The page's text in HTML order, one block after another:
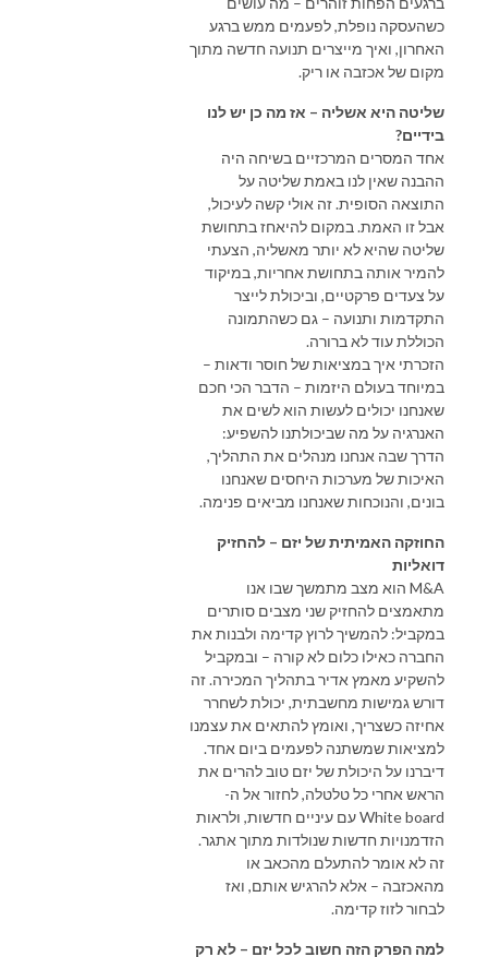
כשהעסקה נופלת, לפעמים ממש ברגע
האחרון, ואיך מייצרים תנועה חדשה מתוך
מקום של אכזבה או ריק.
שליטה היא אשליה – אז מה כן יש לנו
בידיים?
אחד המסרים המרכזיים בשיחה היה
ההבנה שאין לנו באמת שליטה על
התוצאה הסופית. זה אולי קשה לעיכול,
אבל זו האמת. במקום להיאחז בתחושת
שליטה שהיא לא יותר מאשליה, הצעתי
להמיר אותה בתחושת אחריות, במיקוד
על צעדים פרקטיים, וביכולת לייצר
התקדמות ותנועה – גם כשהתמונה
הכוללת עוד לא ברורה.
הזכרתי איך במציאות של חוסר ודאות –
במיוחד בעולם היזמות – הדבר הכי חכם
שאנחנו יכולים לעשות הוא לשים את
האנרגיה על מה שביכולתנו להשפיע:
הדרך שבה אנחנו מנהלים את התהליך,
האיכות של מערכות היחסים שאנחנו
בונים, והנוכחות שאנחנו מביאים פנימה.
החוזקה האמיתית של יזם – להחזיק
דואליות
M&A הוא מצב מתמשך שבו אנו
מתאמצים להחזיק שני מצבים סותרים
במקביל: להמשיך לרוץ קדימה ולבנות את
החברה כאילו כלום לא קורה – ובמקביל
להשקיע מאמץ אדיר בתהליך המכירה. זה
דורש גמישות מחשבתית, יכולת לשחרר
אחיזה כשצריך, ואומץ להתאים את עצמנו
למציאות שמשתנה לפעמים ביום אחד.
דיברנו על היכולת של יזם טוב להרים את
הראש אחרי כל טלטלה, לחזור אל ה-
White board עם עיניים חדשות, ולראות
הזדמנויות חדשות שנולדות מתוך אתגר.
זה לא אומר להתעלם מהכאב או
מהאכזבה – אלא להרגיש אותם, ואז
לבחור לזוז קדימה.
למה הפרק הזה חשוב לכל יזם – לא רק